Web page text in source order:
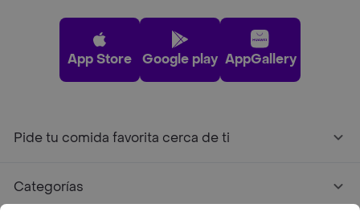
App Store Google play AppGallery
Pide tu comida favorita cerca de ti
Categorías